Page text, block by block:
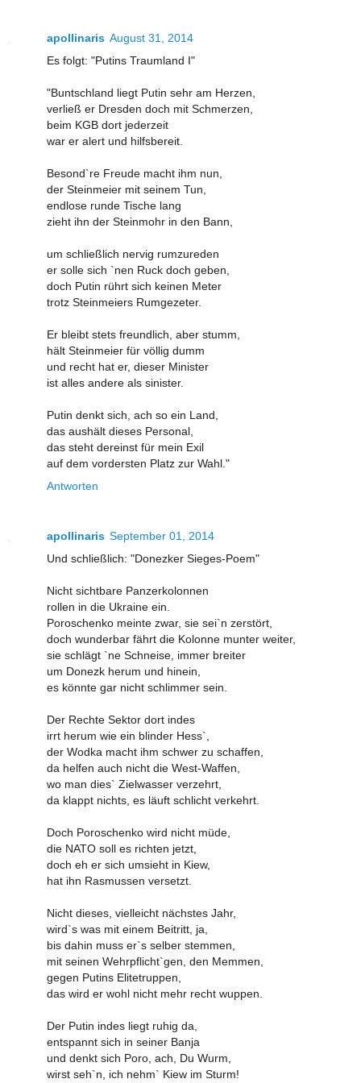
apollinaris August 31, 2014
Es folgt: "Putins Traumland I"
"Buntschland liegt Putin sehr am Herzen,
verließ er Dresden doch mit Schmerzen,
beim KGB dort jederzeit
war er alert und hilfsbereit.
Besond`re Freude macht ihm nun,
der Steinmeier mit seinem Tun,
endlose runde Tische lang
zieht ihn der Steinmohr in den Bann,
um schließlich nervig rumzureden
er solle sich `nen Ruck doch geben,
doch Putin rührt sich keinen Meter
trotz Steinmeiers Rumgezeter.
Er bleibt stets freundlich, aber stumm,
hält Steinmeier für völlig dumm
und recht hat er, dieser Minister
ist alles andere als sinister.
Putin denkt sich, ach so ein Land,
das aushält dieses Personal,
das steht dereinst für mein Exil
auf dem vordersten Platz zur Wahl."
Antworten
apollinaris September 01, 2014
Und schließlich: "Donezker Sieges-Poem"
Nicht sichtbare Panzerkolonnen
rollen in die Ukraine ein.
Poroschenko meinte zwar, sie sei`n zerstört,
doch wunderbar fährt die Kolonne munter weiter,
sie schlägt `ne Schneise, immer breiter
um Donezk herum und hinein,
es könnte gar nicht schlimmer sein.
Der Rechte Sektor dort indes
irrt herum wie ein blinder Hess`,
der Wodka macht ihm schwer zu schaffen,
da helfen auch nicht die West-Waffen,
wo man dies` Zielwasser verzehrt,
da klappt nichts, es läuft schlicht verkehrt.
Doch Poroschenko wird nicht müde,
die NATO soll es richten jetzt,
doch eh er sich umsieht in Kiew,
hat ihn Rasmussen versetzt.
Nicht dieses, vielleicht nächstes Jahr,
wird`s was mit einem Beitritt, ja,
bis dahin muss er`s selber stemmen,
mit seinen Wehrpflicht`gen, den Memmen,
gegen Putins Elitetruppen,
das wird er wohl nicht mehr recht wuppen.
Der Putin indes liegt ruhig da,
entspannt sich in seiner Banja
und denkt sich Poro, ach, Du Wurm,
wirst seh`n, ich nehm` Kiew im Sturm!